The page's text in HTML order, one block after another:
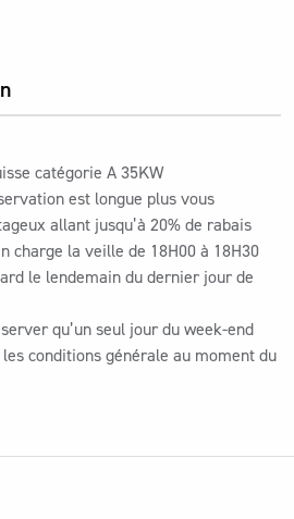
catégorie A 35KW
est longue plus vous
allant jusqu’à 20% de rabais
charge la veille de 18H00 à 18H30
le lendemain du dernier jour de
qu’un seul jour du week-end
conditions générale au moment du